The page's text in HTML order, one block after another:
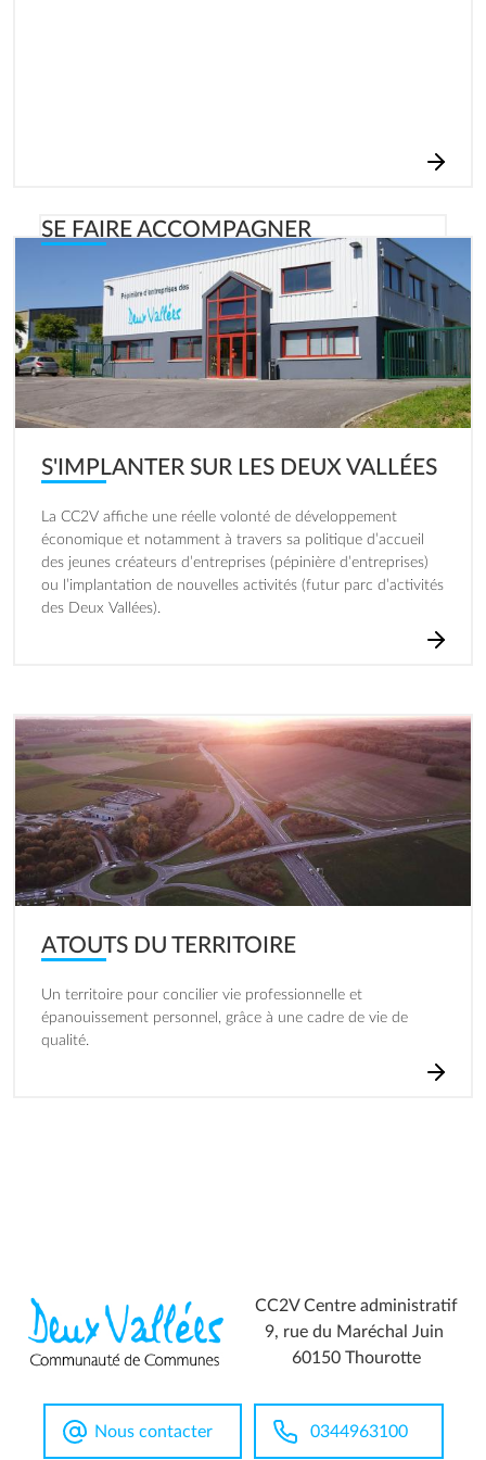
SE FAIRE ACCOMPAGNER
De l’étude de marché jusqu’au montage du plan de
financement, le service
Développement économique
de la CC2V vous accompagne et vous conseille,
gratuitement dans votre projet de création ou reprise
d’entreprise.
Image
S'IMPLANTER SUR LES DEUX VALLÉES
La CC2V affiche une réelle volonté de développement
économique et notamment à travers sa politique d’accueil
des jeunes créateurs d’entreprises (pépinière d’entreprises)
ou l’implantation de nouvelles activités (futur parc d’activités
des Deux Vallées).
Image
ATOUTS DU TERRITOIRE
Un territoire pour concilier vie professionnelle et
épanouissement personnel, grâce à une cadre de vie de
qualité.
CC2V Centre administratif
9, rue du Maréchal Juin
60150 Thourotte
Nous contacter 0344963100